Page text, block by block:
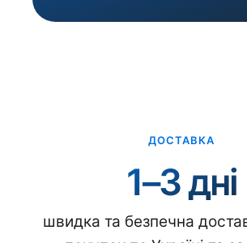
ДОСТАВКА
1–3 дні
швидка та безпечна